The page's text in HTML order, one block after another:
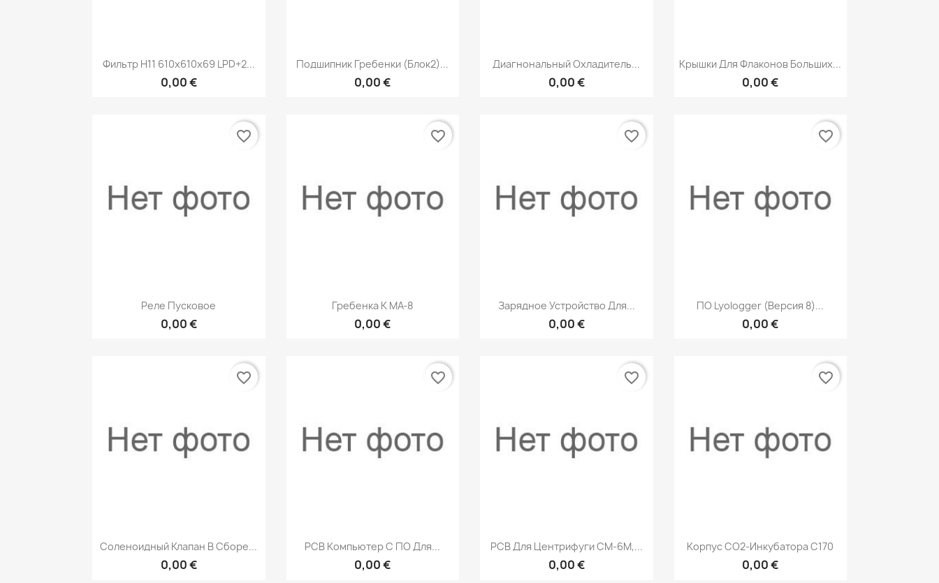
Быстрый просмотр
Фильтр H11 610x610x69 LPD+2...
0,00 €
Быстрый просмотр
Подшипник Гребенки (Блок2)...
0,00 €
Быстрый просмотр
Диагнональный Охладитель...
0,00 €
Быстрый просмотр
Крышки Для Флаконов Больших...
0,00 €
Быстрый просмотр
Реле Пусковое
0,00 €
favorite_border
Быстрый просмотр
Гребенка К МА-8
0,00 €
favorite_border
Быстрый просмотр
Зарядное Устройство Для...
0,00 €
favorite_border
Быстрый просмотр
ПО Lyologger (версия 8)...
0,00 €
favorite_border
Быстрый просмотр
Соленоидный Клапан В Сборе...
0,00 €
favorite_border
Быстрый просмотр
PCB Компьютер С ПО Для...
0,00 €
favorite_border
Быстрый просмотр
PCB Для Центрифуги CМ-6M,...
0,00 €
favorite_border
Быстрый просмотр
Корпус СО2-Инкубатора С170
0,00 €
favorite_border